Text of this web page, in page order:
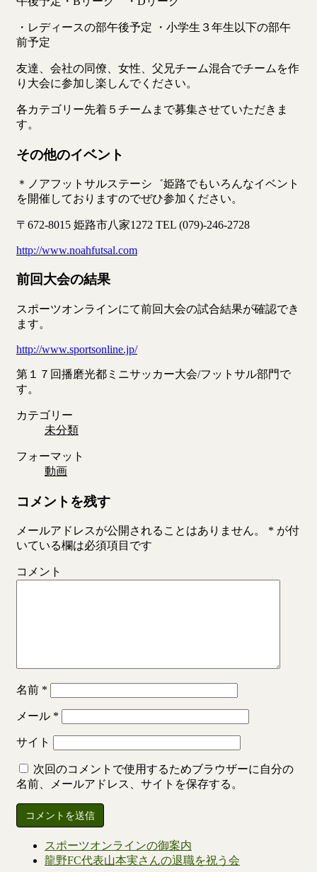
・レディースの部午後予定 ・小学生３年生以下の部午
前予定
友達、会社の同僚、女性、父兄チーム混合でチームを作
り大会に参加し楽しんでください。
各カテゴリー先着５チームまで募集させていただきま
す。
その他のイベント
＊ノアフットサルステーシ゛姫路でもいろんなイベント
を開催しておりますのでぜひ参加ください。
〒672-8015 姫路市八家1272 TEL (079)-246-2728
http://www.noahfutsal.com
前回大会の結果
スポーツオンラインにて前回大会の試合結果が確認でき
ます。
http://www.sportsonline.jp/
第１７回播磨光都ミニサッカー大会/フットサル部門で
す。
カテゴリー
未分類
フォーマット
動画
コメントを残す
メールアドレスが公開されることはありません。 * が付
いている欄は必須項目です
コメント
名前 *
メール *
サイト
次回のコメントで使用するためブラウザーに自分の
名前、メールアドレス、サイトを保存する。
スポーツオンラインの御案内
龍野FC代表山本実さんの退職を祝う会